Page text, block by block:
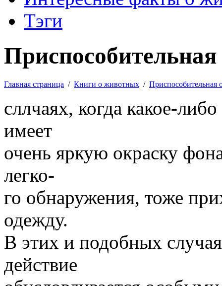
Тэги
Главная страница / Книги о животных / Приспособительная
сллчаях, когда какое-
имеет
очень яркую окраску
легко-
го обнаружения, тоже
одежду.
В этих и подобных
действие